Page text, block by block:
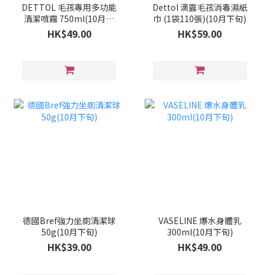
DETTOL 毛孩專用多功能
清潔噴霧 750ml(10月中
旬)
HK$49.00
Dettol 滴露毛孩消毒濕紙
巾 (1袋110張)(10月下旬)
HK$59.00
德國Bref強力坐廁清潔球
50g(10月下旬)
HK$39.00
VASELINE 爆水身體乳
300ml(10月下旬)
HK$49.00